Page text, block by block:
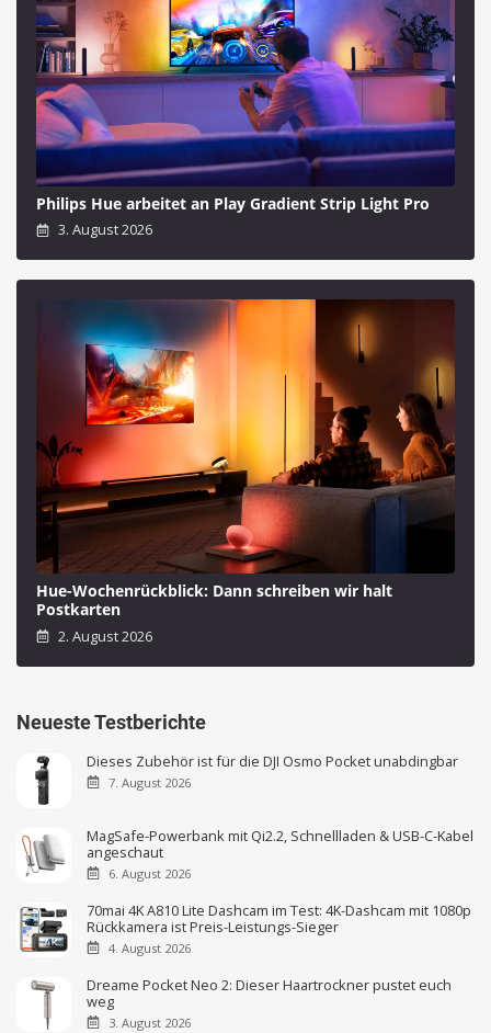
Philips Hue arbeitet an Play Gradient Strip Light Pro
3. August 2026
Hue-Wochenrückblick: Dann schreiben wir halt
Postkarten
2. August 2026
Neueste Testberichte
Dieses Zubehör ist für die DJI Osmo Pocket unabdingbar
7. August 2026
MagSafe-Powerbank mit Qi2.2, Schnellladen & USB-C-Kabel
angeschaut
6. August 2026
70mai 4K A810 Lite Dashcam im Test: 4K-Dashcam mit 1080p
Rückkamera ist Preis-Leistungs-Sieger
4. August 2026
Dreame Pocket Neo 2: Dieser Haartrockner pustet euch
weg
3. August 2026